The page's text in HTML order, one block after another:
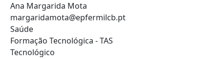
Ana Margarida Mota
margaridamota@epfermilcb.pt
Saúde
Formação Tecnológica - TAS
Tecnológico